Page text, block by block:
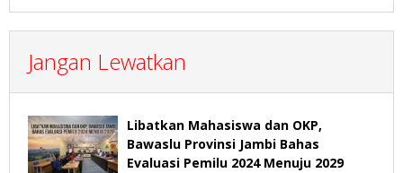
Jangan Lewatkan
Libatkan Mahasiswa dan OKP,
Bawaslu Provinsi Jambi Bahas
Evaluasi Pemilu 2024 Menuju 2029